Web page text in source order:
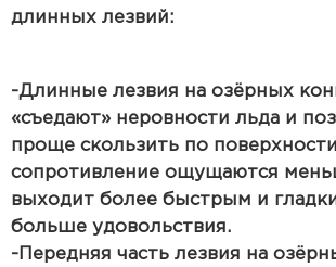
длинных лезвий:
-Длинные лезвия на озёрных
«съедают» неровности льда и
проще скользить по
сопротивление ощущаются
выходит более быстрым и
больше удовольствия.
-Передняя часть лезвия на